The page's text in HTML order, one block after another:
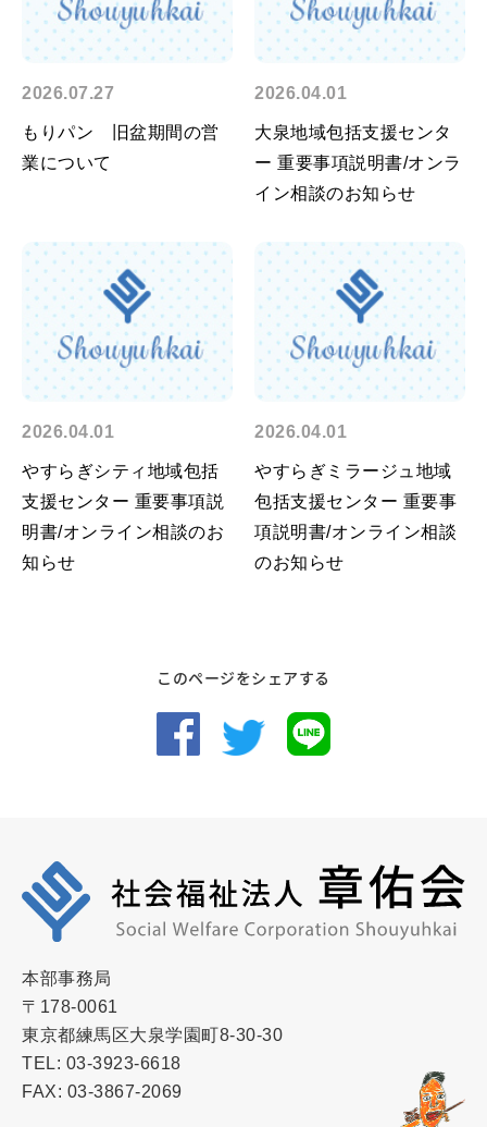
2026.07.27
もりパン 旧盆期間の営
業について
2026.04.01
大泉地域包括支援センタ
ー 重要事項説明書/オンラ
イン相談のお知らせ
2026.04.01
やすらぎシティ地域包括
支援センター 重要事項説
明書/オンライン相談のお
知らせ
2026.04.01
やすらぎミラージュ地域
包括支援センター 重要事
項説明書/オンライン相談
のお知らせ
このページをシェアする
本部事務局
〒178-0061
東京都練馬区大泉学園町8-30-30
TEL: 03-3923-6618
FAX: 03-3867-2069